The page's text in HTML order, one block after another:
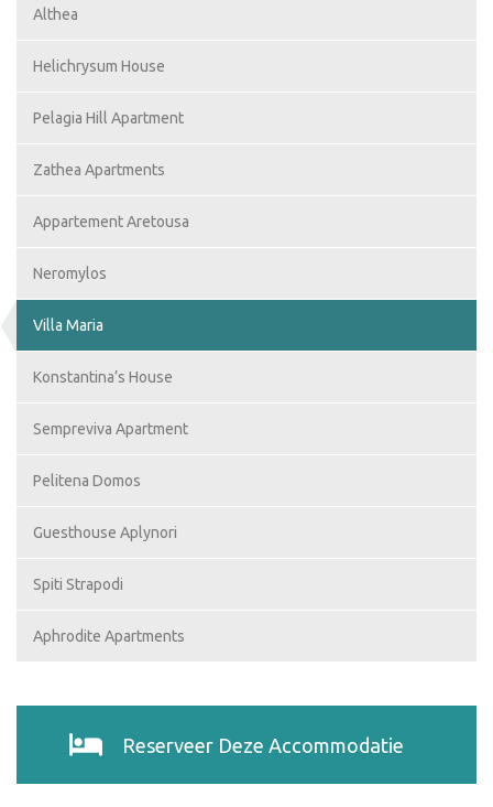
Althea
Helichrysum House
Pelagia Hill Apartment
Zathea Apartments
Appartement Aretousa
Neromylos
Villa Maria
Konstantina’s House
Sempreviva Apartment
Pelitena Domos
Guesthouse Aplynori
Spiti Strapodi
Aphrodite Apartments
Reserveer Deze Accommodatie